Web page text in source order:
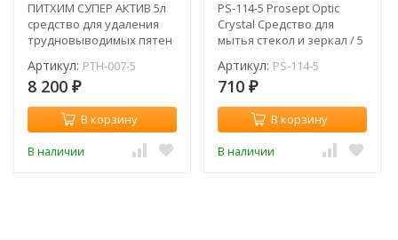
ПИТХИМ СУПЕР АКТИВ 5л
средство для удаления
трудновыводимых пятен
Артикул: PTH-007-5
8 200 ₽
В корзину
В наличии
PS-114-5 Prosept Optic
Crystal Средство для
мытья стекол и зеркал / 5
Артикул: PS-114-5
710 ₽
В корзину
В наличии